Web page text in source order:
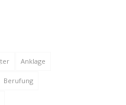
Anklage
Berufung